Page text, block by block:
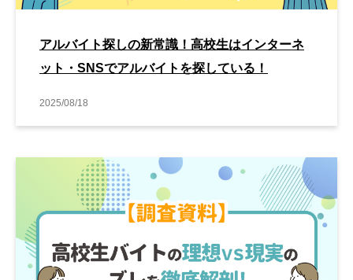
アルバイト探しの新常識！高校生はインターネ
ット・SNSでアルバイトを探している！
2025/08/18